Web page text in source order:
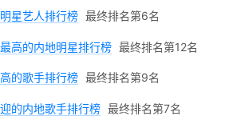
星艺人排行榜 最终排名第6名
高的内地明星排行榜 最终排名第12名
的歌手排行榜 最终排名第9名
的内地歌手排行榜 最终排名第7名